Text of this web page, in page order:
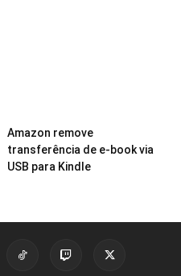
Amazon remove
transferência de e-book via
USB para Kindle